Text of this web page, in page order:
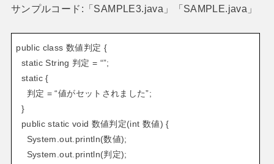
サンプルコード:「SAMPLE3.java」「SAMPLE.java」
public class 数値判定 {
static String 判定 = “”;
static {
判定 = “値がセットされました”;
}
public static void 数値判定(int 数値) {
System.out.println(数値);
System.out.println(判定);